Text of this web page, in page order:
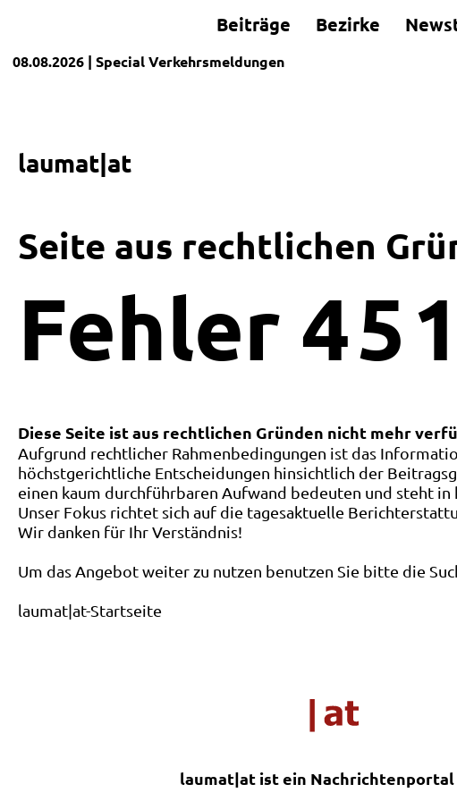
Beiträge Bezirke
08.08.2026 | SpecialVerkehrsmeldungen
laumat|at
Seite aus rechtlichen
Fehler 4 5 1
Diese Seite ist aus rechtlichen Gründen nicht mehr
Aufgrund rechtlicher Rahmenbedingungen ist das
höchstgerichtliche Entscheidungen hinsichtlich der
einen kaum durchführbaren Aufwand bedeuten und steht
Unser Fokus richtet sich auf die tagesaktuelle
Wir danken für Ihr Verständnis!
Um das Angebot weiter zu nutzen benutzen Sie bitte die
laumat|at-Startseite
laumat|at ist ein Nachrichtenportal